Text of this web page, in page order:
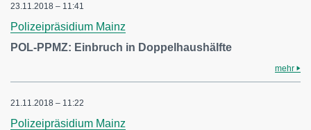
23.11.2018 – 11:41
Polizeipräsidium Mainz
POL-PPMZ: Einbruch in Doppelhaushälfte
mehr
21.11.2018 – 11:22
Polizeipräsidium Mainz